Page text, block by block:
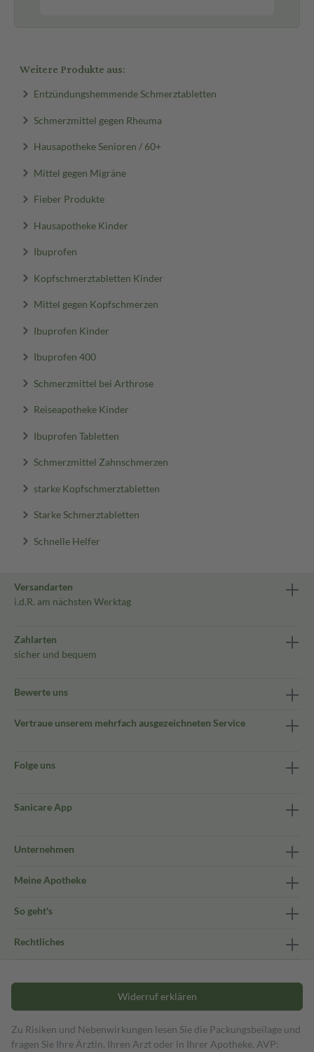
Weitere Produkte aus:
Entzündungshemmende Schmerztabletten
Schmerzmittel gegen Rheuma
Hausapotheke Senioren / 60+
Mittel gegen Migräne
Fieber Produkte
Hausapotheke Kinder
Ibuprofen
Kopfschmerztabletten Kinder
Mittel gegen Kopfschmerzen
Ibuprofen Kinder
Ibuprofen 400
Schmerzmittel bei Arthrose
Reiseapotheke Kinder
Ibuprofen Tabletten
Schmerzmittel Zahnschmerzen
starke Kopfschmerztabletten
Starke Schmerztabletten
Schnelle Helfer
Versandarten
i.d.R. am nächsten Werktag
Zahlarten
sicher und bequem
Bewerte uns
Vertraue unserem mehrfach ausgezeichneten Service
Folge uns
Sanicare App
Unternehmen
Meine Apotheke
So geht's
Rechtliches
Widerruf erklären
Zu Risiken und Nebenwirkungen lesen Sie die Packungsbeilage und
fragen Sie Ihre Ärztin, Ihren Arzt oder in Ihrer Apotheke. AVP: